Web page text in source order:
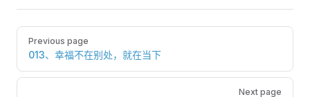
Pager
Previous page
013、幸福不在别处，就在当下
Next page